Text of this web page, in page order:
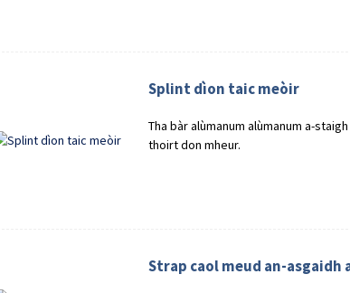
Splint dìon taic meòir
Tha bàr alùmanum alùmanum a-
thoirt don mheur.
Strap caol meud an-asgaidh